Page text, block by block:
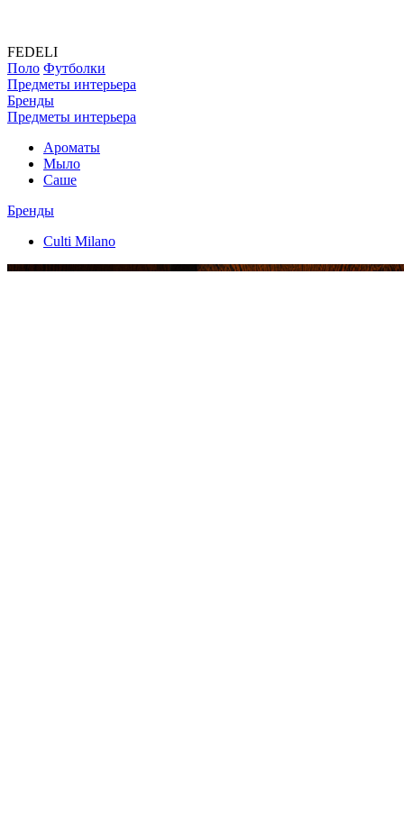
FEDELI
Поло Футболки
Предметы интерьера
Бренды
Предметы интерьера
Ароматы
Мыло
Саше
Бренды
Culti Milano